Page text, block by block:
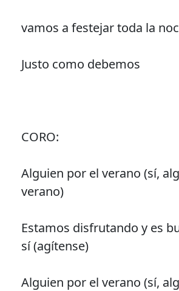
vamos a festejar toda la
Justo como debemos
CORO:
Alguien por el verano (sí,
verano)
Estamos disfrutando y es
sí (agítense)
Alguien por el verano (sí,